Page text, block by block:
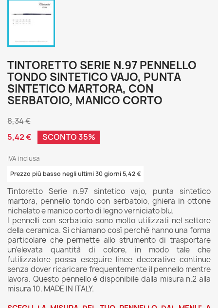
TINTORETTO SERIE N.97 PENNELLO
TONDO SINTETICO VAJO, PUNTA
SINTETICO MARTORA, CON
SERBATOIO, MANICO CORTO
8,34 €
5,42 €
SCONTO 35%
IVA inclusa
Prezzo più basso negli ultimi 30 giorni 5,42 €
Tintoretto Serie n.97 sintetico vajo, punta sintetico
martora, pennello tondo con serbatoio, ghiera in ottone
nichelato e manico corto di legno verniciato blu.
I pennelli con serbatoio sono molto utilizzati nel settore
della ceramica. Si chiamano così perchè hanno una forma
particolare che permette allo strumento di trasportare
un’elevata quantità di colore, in modo tale che
l’utilizzatore possa eseguire linee decorative continue
senza dover ricaricare frequentemente il pennello mentre
lavora. Questo pennello è disponibile dalla misura n.2 alla
misura 10. MADE IN ITALY.